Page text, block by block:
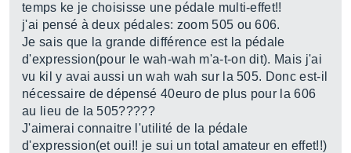
temps ke je choisisse une pédale multi-effet!!
j'ai pensé à deux pédales: zoom 505 ou 606.
Je sais que la grande différence est la pédale
d'expression(pour le wah-wah m'a-t-on dit). Mais j'ai
vu kil y avai aussi un wah wah sur la 505. Donc est-il
nécessaire de dépensé 40euro de plus pour la 606
au lieu de la 505?????
J'aimerai connaitre l'utilité de la pédale
d'expression(et oui!! je sui un total amateur en effet!!)